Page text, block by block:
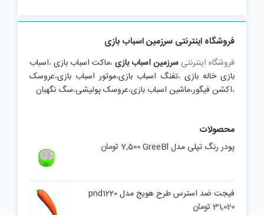
فروشگاه اینترنتی سرزمین اسباب بازی
فروشگاه اینترنتی سرزمین اسباب بازی،ماکت اسباب بازی،اسباب
بازی خاله بازی ،تفنگ اسباب بازی،موتور اسباب بازی،عروسک
،اکشن فیگور،ماشین اسباب بازی،عروسک پولیشی،سگ نگهبان
محصولات
پودر رنگ تپلی مدل GreeBl 7,500تومان
فیجت ضد استرس طرح هویج مدل pnd1220
31,020تومان